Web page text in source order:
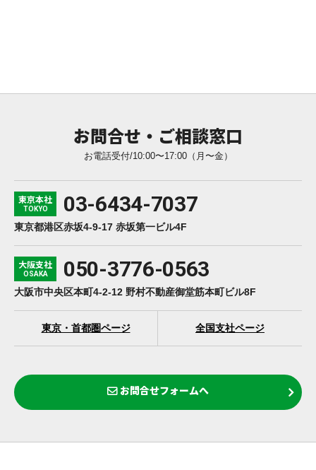
お問合せ・ご相談窓口
お電話受付/10:00〜17:00（月〜金）
東京本社
TOKYO 03-6434-7037
東京都港区赤坂4-9-17 赤坂第一ビル4F
大阪支社
OSAKA 050-3776-0563
大阪市中央区本町4-2-12 野村不動産御堂筋本町ビル8F
東京・首都圏ページ 全国支社ページ
お問合せフォームへ